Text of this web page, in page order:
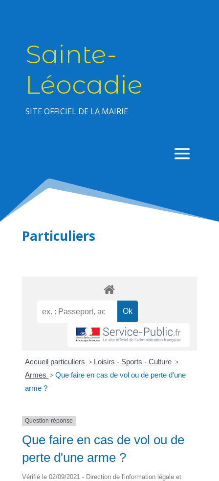
Sainte-
Léocadie
SITE OFFICIEL DE LA MAIRIE
Particuliers
Accueil particuliers > Loisirs - Sports - Culture >
Armes > Que faire en cas de vol ou de perte d'une
arme ?
Question-réponse
Que faire en cas de vol ou de
perte d'une arme ?
Vérifié le 02/09/2021 - Direction de l'information légale et